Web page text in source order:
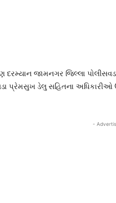
દરમ્યાન જામનગર જિલ્લા
પ્રેમસુખ ડેલુ સહિતના
-